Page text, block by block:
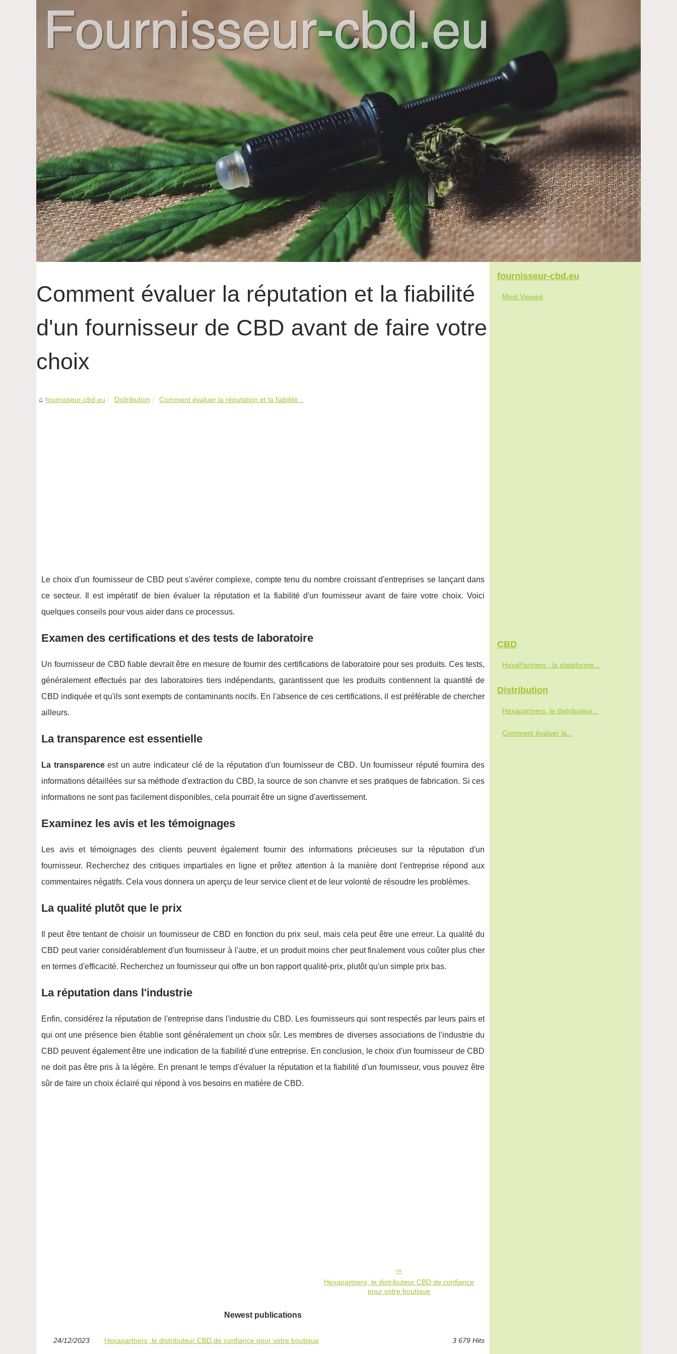
Comment évaluer la réputation et la fiabilité
d'un fournisseur de CBD avant de faire votre
choix
fournisseur-cbd.eu Distribution Comment évaluer la réputation et la fiabilité...
Le choix d'un fournisseur de CBD peut s'avérer complexe, compte tenu du nombre croissant d'entreprises se lançant dans
ce secteur. Il est impératif de bien évaluer la réputation et la fiabilité d'un fournisseur avant de faire votre choix. Voici
quelques conseils pour vous aider dans ce processus.
Examen des certifications et des tests de laboratoire
Un fournisseur de CBD fiable devrait être en mesure de fournir des certifications de laboratoire pour ses produits. Ces tests,
généralement effectués par des laboratoires tiers indépendants, garantissent que les produits contiennent la quantité de
CBD indiquée et qu'ils sont exempts de contaminants nocifs. En l'absence de ces certifications, il est préférable de chercher
ailleurs.
La transparence est essentielle
La transparenceest un autre indicateur clé de la réputation d'un fournisseur de CBD. Un fournisseur réputé fournira des
informations détaillées sur sa méthode d'extraction du CBD, la source de son chanvre et ses pratiques de fabrication. Si ces
informations ne sont pas facilement disponibles, cela pourrait être un signe d'avertissement.
Examinez les avis et les témoignages
Les avis et témoignages des clients peuvent également fournir des informations précieuses sur la réputation d'un
fournisseur. Recherchez des critiques impartiales en ligne et prêtez attention à la manière dont l'entreprise répond aux
commentaires négatifs. Cela vous donnera un aperçu de leur service client et de leur volonté de résoudre les problèmes.
La qualité plutôt que le prix
Il peut être tentant de choisir un fournisseur de CBD en fonction du prix seul, mais cela peut être une erreur. La qualité du
CBD peut varier considérablement d'un fournisseur à l'autre, et un produit moins cher peut finalement vous coûter plus cher
en termes d'efficacité. Recherchez un fournisseur qui offre un bon rapport qualité-prix, plutôt qu'un simple prix bas.
La réputation dans l'industrie
Enfin, considérez la réputation de l'entreprise dans l'industrie du CBD. Les fournisseurs qui sont respectés par leurs pairs et
qui ont une présence bien établie sont généralement un choix sûr. Les membres de diverses associations de l'industrie du
CBD peuvent également être une indication de la fiabilité d'une entreprise. En conclusion, le choix d'un fournisseur de CBD
ne doit pas être pris à la légère. En prenant le temps d'évaluer la réputation et la fiabilité d'un fournisseur, vous pouvez être
sûr de faire un choix éclairé qui répond à vos besoins en matière de CBD.
Hexapartners, le distributeur CBD de confiance
pour votre boutique
Newest publications
24/12/2023 Hexapartners, le distributeur CBD de confiance pour votre boutique 3 679 Hits
fournisseur-cbd.eu
Most Viewed
CBD
HexaPartners : la plateforme...
Distribution
Hexapartners, le distributeur...
Comment évaluer la...